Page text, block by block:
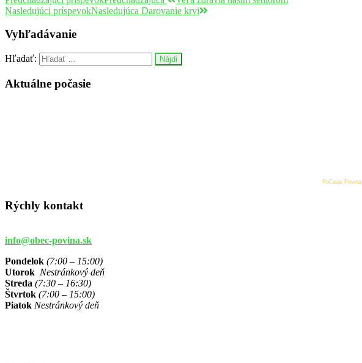
Nasledujúci príspevokNasledujúca Darovanie krvi
Vyhľadávanie
Hľadať:
Aktuálne počasie
Počasie Povina
Rýchly kontakt
info@obec-povina.sk
Pondelok (7:00 – 15:00)
Utorok Nestránkový deň
Streda (7:30 – 16:30)
Štvrtok (7:00 – 15:00)
Piatok Nestránkový deň